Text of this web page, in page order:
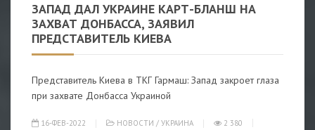
ЗАПАД ДАЛ УКРАИНЕ КАРТ-БЛАНШ НА
ЗАХВАТ ДОНБАССА, ЗАЯВИЛ
ПРЕДСТАВИТЕЛЬ КИЕВА
Представитель Киева в ТКГ Гармаш: Запад закроет глаза
при захвате Донбасса Украиной
16-ФЕВ-2022 НОВОСТИ / УКРАИНА
2 380